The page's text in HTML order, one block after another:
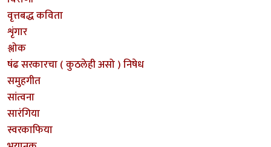
वृत्तबद्ध कविता
शृंगार
श्लोक
षंढ सरकारचा ( कुठलेही असो ) निषेध
समुहगीत
सांत्वना
सारंगिया
स्वरकाफिया